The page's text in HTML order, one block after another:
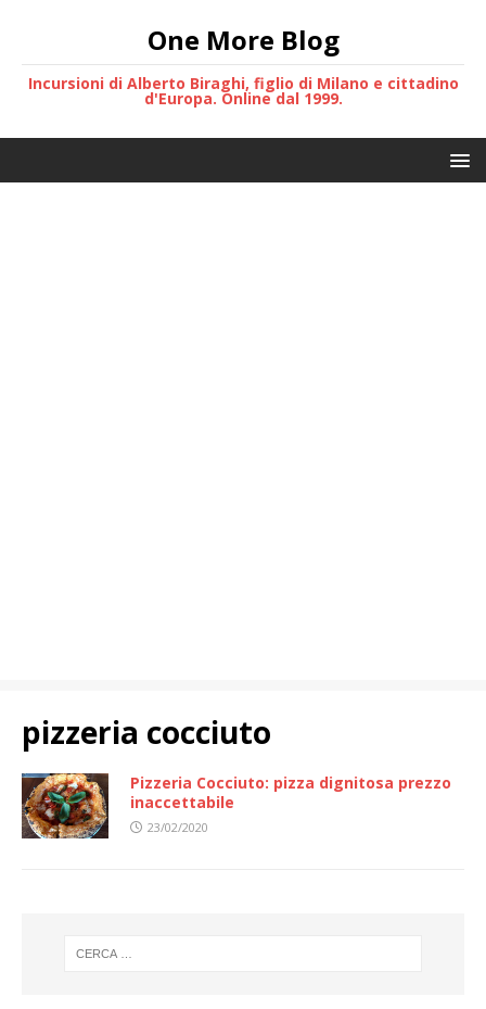
One More Blog
Incursioni di Alberto Biraghi, figlio di Milano e cittadino
d'Europa. Online dal 1999.
pizzeria cocciuto
Pizzeria Cocciuto: pizza dignitosa prezzo
inaccettabile
23/02/2020